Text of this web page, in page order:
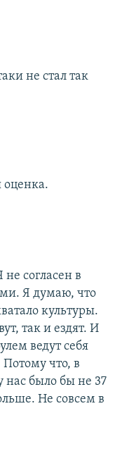
не стал так
оценка.
согласен в
Я думаю, что
культуры.
так и ездят. И
ведут себя
что, в
нас было бы не 37
Не совсем в